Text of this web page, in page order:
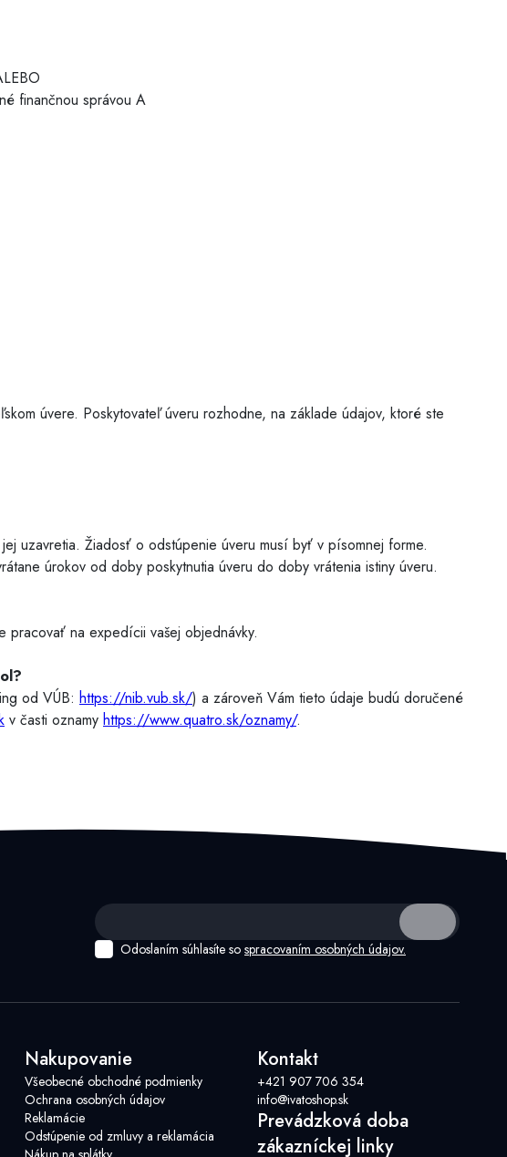
finančnou správou A
úvere. Poskytovateľ úveru rozhodne, na základe údajov, ktoré ste
uzavretia. Žiadosť o odstúpenie úveru musí byť v písomnej forme.
úrokov od doby poskytnutia úveru do doby vrátenia istiny úveru.
pracovať na expedícii vašej objednávky.
od VÚB: https://nib.vub.sk/) a zároveň Vám tieto údaje budú doručené
v časti oznamy https://www.quatro.sk/oznamy/.
Odoslaním súhlasíte so spracovaním osobných údajov.
Nakupovanie
Všeobecné obchodné podmienky
Ochrana osobných údajov
Reklamácie
Odstúpenie od zmluvy a reklamácia
Kontakt
+421 907 706 354
info@ivatoshop.sk
Prevádzková doba
zákazníckej linky